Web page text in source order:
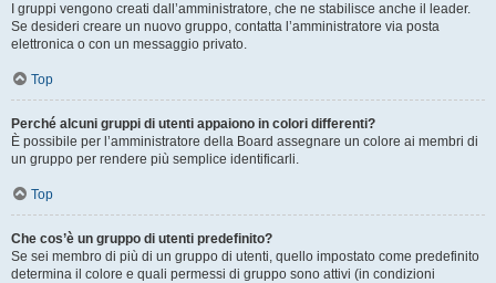
I gruppi vengono creati dall’amministratore, che ne stabilisce anche il leader.
Se desideri creare un nuovo gruppo, contatta l’amministratore via posta
elettronica o con un messaggio privato.
Top
Perché alcuni gruppi di utenti appaiono in colori differenti?
È possibile per l’amministratore della Board assegnare un colore ai membri di
un gruppo per rendere più semplice identificarli.
Top
Che cos’è un gruppo di utenti predefinito?
Se sei membro di più di un gruppo di utenti, quello impostato come predefinito
determina il colore e quali permessi di gruppo sono attivi (in condizioni